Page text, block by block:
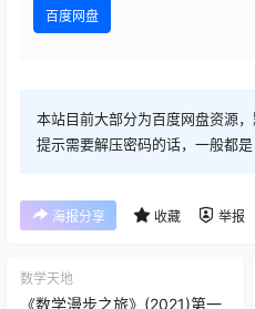
百度网盘
本站目前大部分为百度网盘资源
提示需要解压密码的话，一般都
海报分享 收藏 举报
数学天地
《数学漫步之旅》(2021)第一